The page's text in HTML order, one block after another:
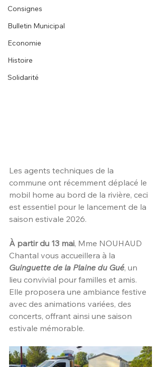
Consignes
Bulletin Municipal
Economie
Histoire
Solidarité
Les agents techniques de la
commune ont récemment déplacé le
mobil home au bord de la rivière, ceci
est essentiel pour le lancement de la
saison estivale 2026.
À partir du 13 mai, Mme NOUHAUD
Chantal vous accueillera à la
Guinguette de la Plaine du Gué, un
lieu convivial pour familles et amis.
Elle proposera une ambiance festive
avec des animations variées, des
concerts, offrant ainsi une saison
estivale mémorable.